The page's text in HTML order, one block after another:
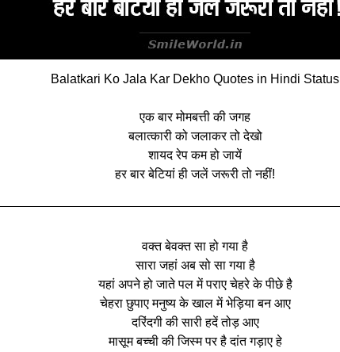
Balatkari Ko Jala Kar Dekho Quotes in Hindi Status
एक बार मोमबत्ती की जगह
बलात्कारी को जलाकर तो देखो
शायद रेप कम हो जायें
हर बार बेटियां ही जलें जरूरी तो नहीं!
वक्त बेवक्त सा हो गया है
सारा जहां अब सो सा गया है
यहां अपने हो जाते पल में पराए चेहरे के पीछे है
चेहरा छुपाए मनुष्य के खाल में भेड़िया बन आए
दरिंदगी की सारी हदें तोड़ आए
मासूम बच्ची की जिस्म पर है दांत गड़ाए हे